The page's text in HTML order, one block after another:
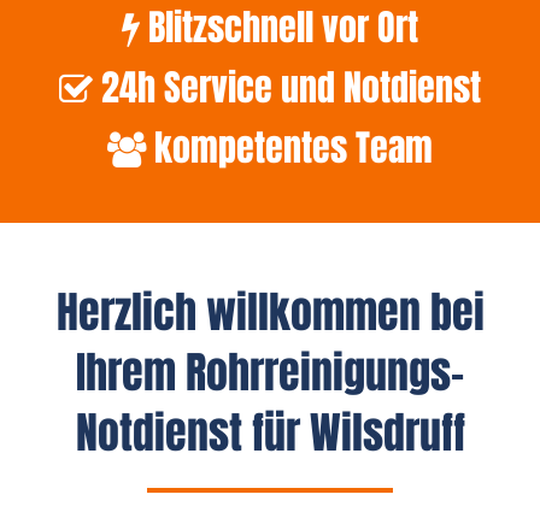
Blitzschnell vor Ort
24h Service und Notdienst
kompetentes Team
Herzlich willkommen bei
Ihrem Rohrreinigungs-
Notdienst für Wilsdruff